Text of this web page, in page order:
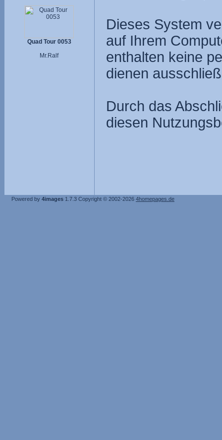
Quad Tour 0053
Mr.Ralf
Dieses System
auf Ihrem
enthalten keine
dienen
Durch das
diesen
Powered by 4images 1.7.3 Copyright © 2002-2026 4homepages.de